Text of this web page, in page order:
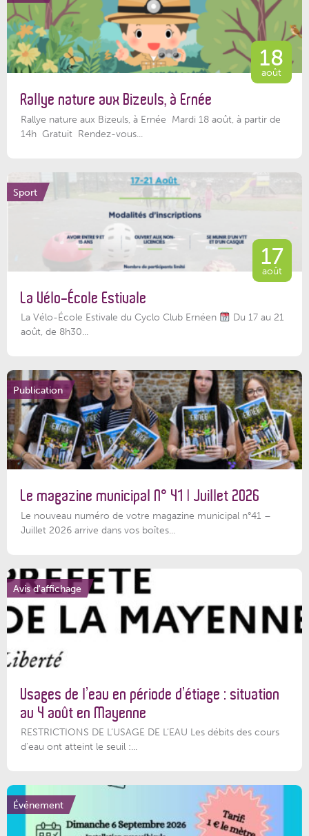
18
août
Rallye nature aux Bizeuls, à Ernée
Rallye nature aux Bizeuls, à Ernée Mardi 18 août, à partir de
14h Gratuit Rendez-vous...
Sport
17
août
La Vélo-École Estivale
La Vélo-École Estivale du Cyclo Club Ernéen
Du 17 au 21
août, de 8h30...
Publication
Le magazine municipal N° 41 | Juillet 2026
Le nouveau numéro de votre magazine municipal n°41 –
Juillet 2026 arrive dans vos boîtes...
Avis d'affichage
Usages de l’eau en période d’étiage : situation
au 4 août en Mayenne
RESTRICTIONS DE L’USAGE DE L’EAU Les débits des cours
d'eau ont atteint le seuil :...
Événement